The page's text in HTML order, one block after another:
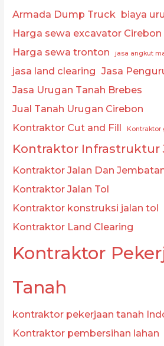
Armada Dump Truck biaya
Harga sewa excavator Cirebon
Harga sewa tronton
jasa angkut
jasa land clearing Jasa
Jasa Urugan Tanah Brebes
Jual Tanah Urugan Cirebon
Kontraktor Cut and Fill
Kontraktor
Kontraktor Infrastruktur
Kontraktor Jalan Dan
Kontraktor Jalan Tol
Kontraktor konstruksi jalan tol
Kontraktor Land Clearing
Kontraktor
Tanah
kontraktor pekerjaan tanah
Kontraktor pembersihan lahan